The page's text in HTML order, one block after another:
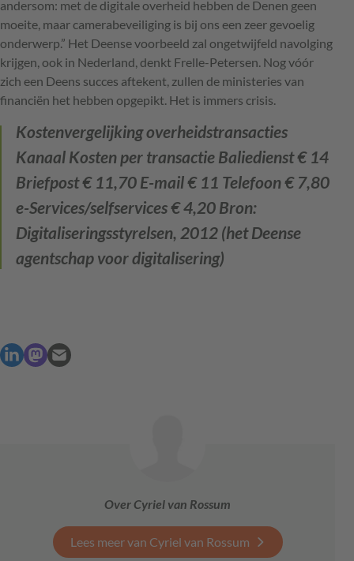
andersom: met de digitale overheid hebben de Denen geen
moeite, maar camerabeveiliging is bij ons een zeer gevoelig
onderwerp.” Het Deense voorbeeld zal ongetwijfeld navolging
krijgen, ook in Nederland, denkt Frelle-Petersen. Nog vóór
zich een Deens succes aftekent, zullen de ministeries van
financiën het hebben opgepikt. Het is immers crisis.
Kostenvergelijking overheidstransacties
Kanaal Kosten per transactie Baliedienst € 14
Briefpost € 11,70 E-mail € 11 Telefoon € 7,80
e-Services/selfservices € 4,20 Bron:
Digitaliseringsstyrelsen, 2012 (het Deense
agentschap voor digitalisering)
Over Cyriel van Rossum
Lees meer van Cyriel van Rossum